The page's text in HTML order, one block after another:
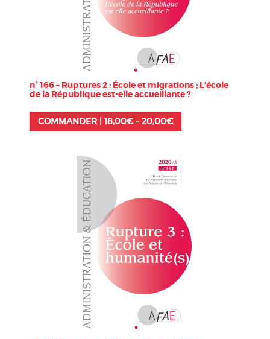
n° 166 – Ruptures 2 : École et migrations ; L’école
de la République est-elle accueillante ?
COMMANDER | 18,00€–20,00€